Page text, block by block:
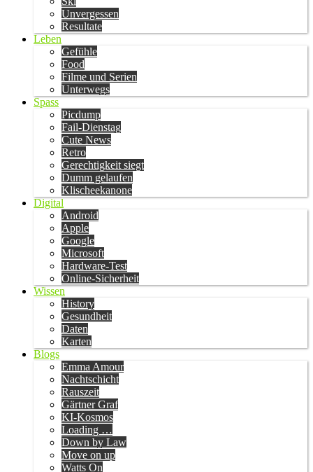
Unvergessen
Resultate
Leben
Gefühle
Food
Filme und Serien
Unterwegs
Spass
Picdump
Fail-Dienstag
Cute News
Retro
Gerechtigkeit siegt
Dumm gelaufen
Klischeekanone
Digital
Android
Apple
Google
Microsoft
Hardware-Test
Online-Sicherheit
Wissen
History
Gesundheit
Daten
Karten
Blogs
Emma Amour
Nachtschicht
Rauszeit
Gärtner Graf
KI-Kosmos
Loading …
Down by Law
Move on up
Watts On